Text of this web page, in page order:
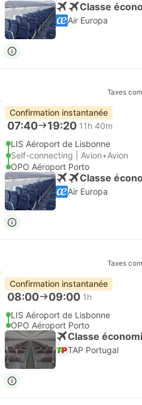
Classe
Air Europa
Taxes
Confirmation instantanée
07:40 19:20 11h 40m
LIS Aéroport de Lisbonne
Self-connecting | Avion+Avion
OPO Aéroport Porto
Classe
Air Europa
Taxes
Confirmation instantanée
08:00 09:00 1h
LIS Aéroport de Lisbonne
OPO Aéroport Porto
Classe
TAP Portugal